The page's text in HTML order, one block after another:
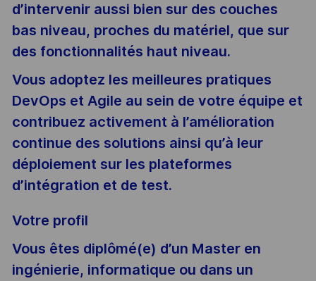
d’intervenir aussi bien sur des couches
bas niveau, proches du matériel, que sur
des fonctionnalités haut niveau.
Vous adoptez les meilleures pratiques
DevOps et Agile au sein de votre équipe et
contribuez activement à l’amélioration
continue des solutions ainsi qu’à leur
déploiement sur les plateformes
d’intégration et de test.
Votre profil
Vous êtes diplômé(e) d’un Master en
ingénierie, informatique ou dans un